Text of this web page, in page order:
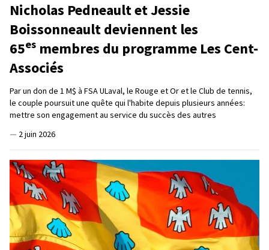
Nicholas Pedneault et Jessie
Boissonneault deviennent les
65es membres du programme Les Cent-
Associés
Par un don de 1 M$ à FSA ULaval, le Rouge et Or et le Club de tennis,
le couple poursuit une quête qui l'habite depuis plusieurs années:
mettre son engagement au service du succès des autres
— 2 juin 2026